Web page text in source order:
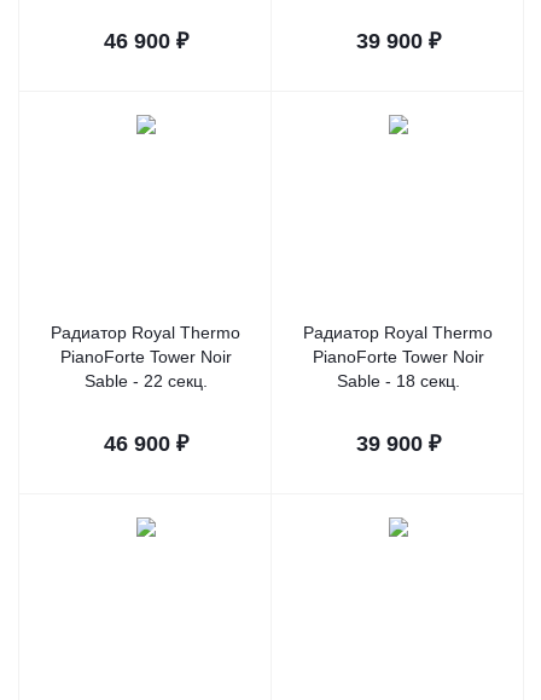
46 900₽ 39 900₽
Радиатор Royal Thermo
PianoForte Tower Noir
Sable - 22 секц.
46 900₽
Радиатор Royal Thermo
PianoForte Tower Noir
Sable - 18 секц.
39 900₽